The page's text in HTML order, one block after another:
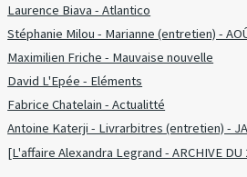
Laurence Biava - Atlantico
Stéphanie Milou - Marianne (entretien) -
Maximilien Friche - Mauvaise nouvelle
David L'Epée - Eléments
Fabrice Chatelain - Actualitté
Antoine Katerji - Livrarbitres (entretien) -
[L'affaire Alexandra Legrand - ARCHIVE DU